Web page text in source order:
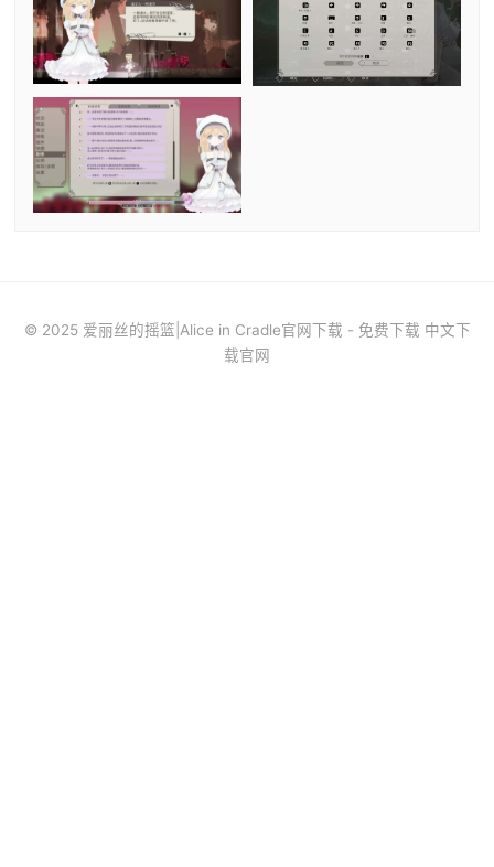
© 2025 爱丽丝的摇篮|Alice in Cradle官网下载 - 免费下载 中文下
载官网